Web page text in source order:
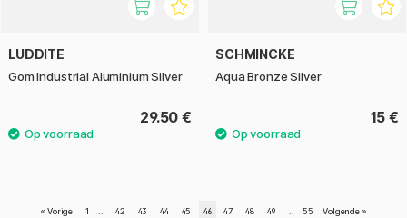
LUDDITE
Gom Industrial Aluminium Silver
29.50 €
SCHMINCKE
Aqua Bronze Silver
15 €
« Vorige 1 42 43 44 45 46 47 48 49 55 Volgende »